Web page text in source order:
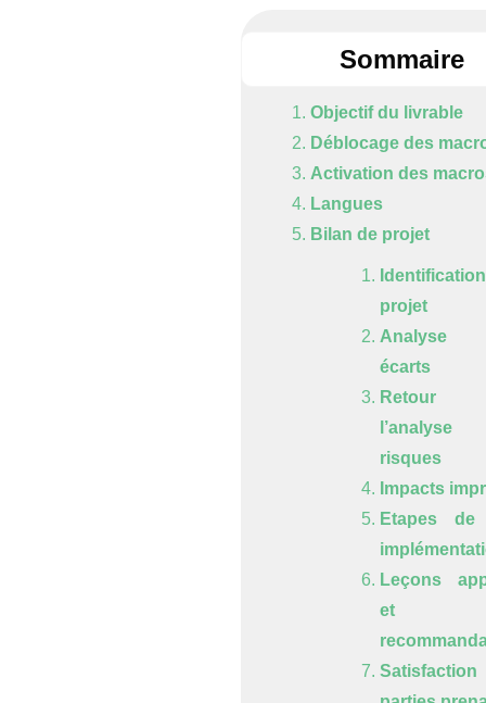
Sommaire
Objectif du livrable
Déblocage des
Activation des
Langues
Bilan de projet
projet
Analyse
écarts
Retour
risques
Impacts
Etapes de
Leçons
et